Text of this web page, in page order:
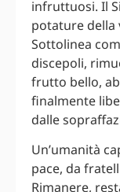
infruttuosi. Il
potature della
Sottolinea
discepoli,
frutto bello,
finalmente
dalle
Un’umanità
pace, da
Rimanere,